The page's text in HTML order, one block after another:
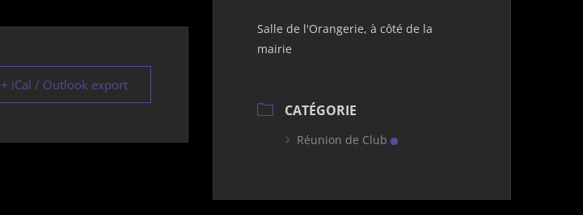
+ iCal / Outlook export
Salle de l'Orangerie, à côté de la
mairie
CATÉGORIE
Réunion de Club